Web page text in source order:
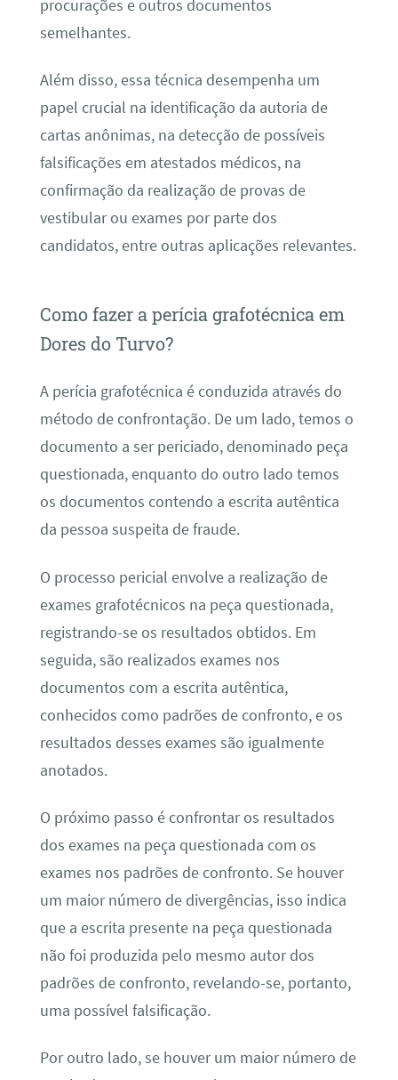
procurações e outros documentos
semelhantes.
Além disso, essa técnica desempenha um
papel crucial na identificação da autoria de
cartas anônimas, na detecção de possíveis
falsificações em atestados médicos, na
confirmação da realização de provas de
vestibular ou exames por parte dos
candidatos, entre outras aplicações relevantes.
Como fazer a perícia grafotécnica em
Dores do Turvo?
A perícia grafotécnica é conduzida através do
método de confrontação. De um lado, temos o
documento a ser periciado, denominado peça
questionada, enquanto do outro lado temos
os documentos contendo a escrita autêntica
da pessoa suspeita de fraude.
O processo pericial envolve a realização de
exames grafotécnicos na peça questionada,
registrando-se os resultados obtidos. Em
seguida, são realizados exames nos
documentos com a escrita autêntica,
conhecidos como padrões de confronto, e os
resultados desses exames são igualmente
anotados.
O próximo passo é confrontar os resultados
dos exames na peça questionada com os
exames nos padrões de confronto. Se houver
um maior número de divergências, isso indica
que a escrita presente na peça questionada
não foi produzida pelo mesmo autor dos
padrões de confronto, revelando-se, portanto,
uma possível falsificação.
Por outro lado, se houver um maior número de